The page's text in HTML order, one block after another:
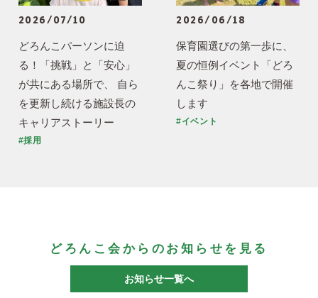
2026/07/10
どろんこパーソンに迫
る！「挑戦」と「安心」
が共にある場所で、 自ら
を更新し続ける施設長の
キャリアストーリー
#採用
2026/06/18
保育園選びの第一歩に、
夏の恒例イベント「どろ
んこ祭り」を各地で開催
します
#イベント
どろんこ会からのお知らせを見る
お知らせ一覧へ